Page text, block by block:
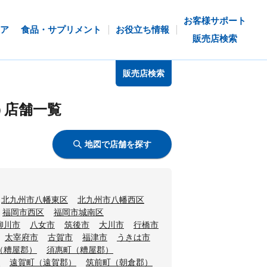
食品・サプリメント お役立ち情報
お客様サポート
販売店検索
販売店検索
舗一覧
地図で店舗を探す
北九州市八幡東区
北九州市八幡西区
福岡市西区
福岡市城南区
川市 八女市 筑後市 大川市
行橋市
太宰府市 古賀市 福津市
うきは市
屋郡）
須惠町（糟屋郡）
遠賀町（遠賀郡）
筑前町（朝倉郡）